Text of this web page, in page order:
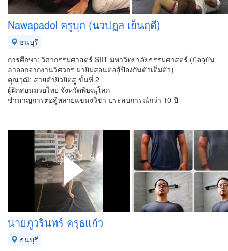
Nawapadol ครูบุก (นวปฎล เย็นฤดี)
ธนบุรี
การศึกษา: วิศวกรรมศาสตร์ SIIT มหาวิทยาลัยธรรมศาสตร์ (ปัจจุบัน
ลาออกจากงานวิศวกร มายิมสอนต่อสู้ป้องกันตัวเต็มตัว)
คุณวุฒิ: สายดำยิวยิตสู ขั้นที่ 2
ผู้ฝึกสอนมวยไทย จังหวัดพิษณุโลก
ชำนาญการต่อสู้หลายแขนงวิชา ประสบการณ์กว่า 10 ปี
นายภูวรินทร์ ครุธแก้ว
ธนบุรี